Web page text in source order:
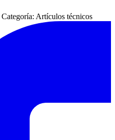
Categoría: Artículos técnicos